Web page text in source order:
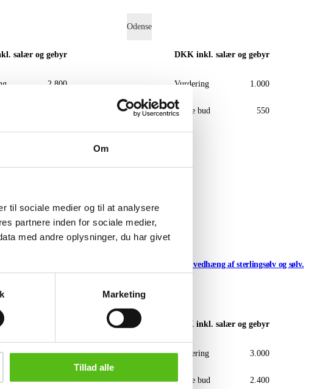
Om
til sociale medier og til at analysere
partnere inden for sociale medier,
med andre oplysninger, du har givet
Marketing
Tillad alle
salær og gebyr
2.800
Odense
DKK inkl. salær og gebyr
Vurdering 1.000
Næste bud 550
salær og gebyr
1.000
550
12 halskæder med vedhæng af sterlingsølv og sølv.
(12)
Vejle
DKK inkl. salær og gebyr
Vurdering 3.000
Næste bud 2.400